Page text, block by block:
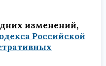
изменений,
Российской